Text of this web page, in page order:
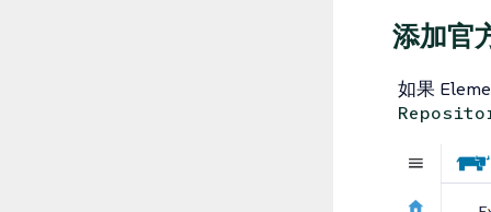
添加官
如果